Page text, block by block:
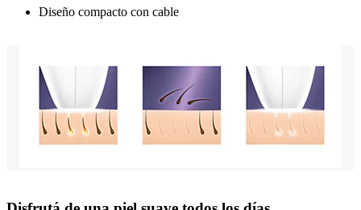
Diseño compacto con cable